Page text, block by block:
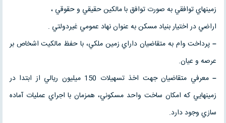
زمينهاي توافقي به صورت توافق با مالكين حقيقي و حقوقي ،
اراضي در اختيار بنياد مسكن به عنوان نهاد عمومي غيردولتي .
–پرداخت وام به متقاضيان داراي زمين ملكي، با حفظ مالكيت اشخاص بر
عرصه و عيان.
–
معرفي متقاضيان جهت اخذ تسهيلات 150 ميليون ريالي از ابتدا در
زمينهايي كه امكان ساخت واحد مسكوني، همزمان با اجراي عمليات آماده
سازي وجود دارد.